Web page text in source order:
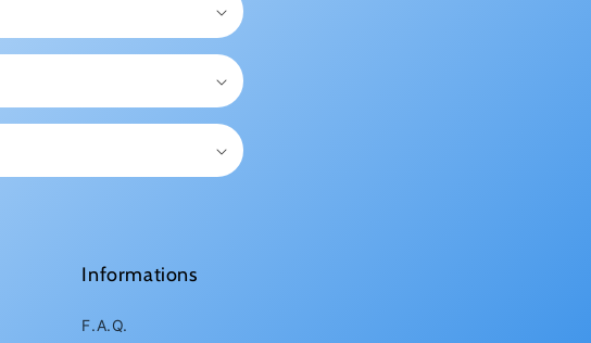
Informations
F.A.Q.